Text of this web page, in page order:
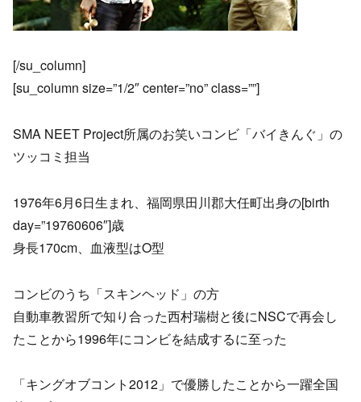
[/su_column]
[su_column size=”1/2″ center=”no” class=””]
SMA NEET Project所属のお笑いコンビ「バイきんぐ」の
ツッコミ担当
1976年6月6日生まれ、福岡県田川郡大任町出身の[birth
day=”19760606″]歳
身長170cm、血液型はO型
コンビのうち「スキンヘッド」の方
自動車教習所で知り合った西村瑞樹と後にNSCで再会し
たことから1996年にコンビを結成するに至った
「キングオブコント2012」で優勝したことから一躍全国